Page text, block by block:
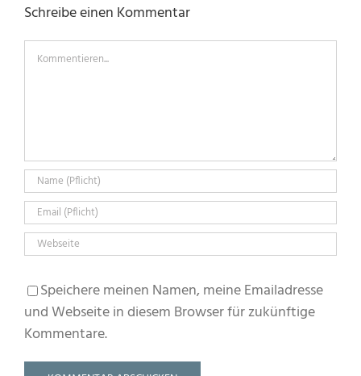
Schreibe einen Kommentar
Kommentieren...
Speichere meinen Namen, meine Emailadresse
und Webseite in diesem Browser für zukünftige
Kommentare.